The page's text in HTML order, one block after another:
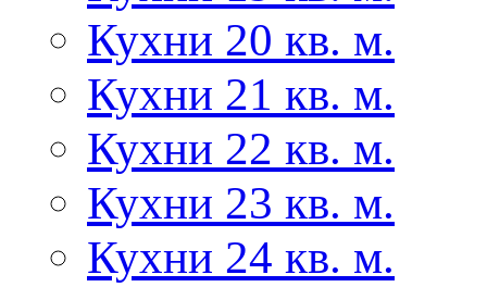
Кухни 20 кв. м.
Кухни 21 кв. м.
Кухни 22 кв. м.
Кухни 23 кв. м.
Кухни 24 кв. м.